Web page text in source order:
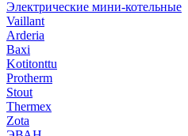
Электрические мини-котельные
Vaillant
Arderia
Baxi
Kotitonttu
Protherm
Stout
Thermex
Zota